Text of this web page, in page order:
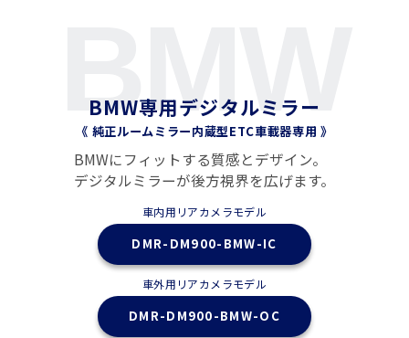
BMW
BMW専用デジタルミラー
《 純正ルームミラー内蔵型ETC車載器専用 》
BMWにフィットする質感とデザイン。
デジタルミラーが後方視界を広げます。
車内用リアカメラモデル
DMR-DM900-BMW-IC
車外用リアカメラモデル
DMR-DM900-BMW-OC